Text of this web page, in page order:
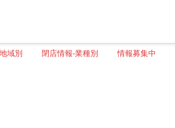
域別 閉店情報-業種別 情報募集中